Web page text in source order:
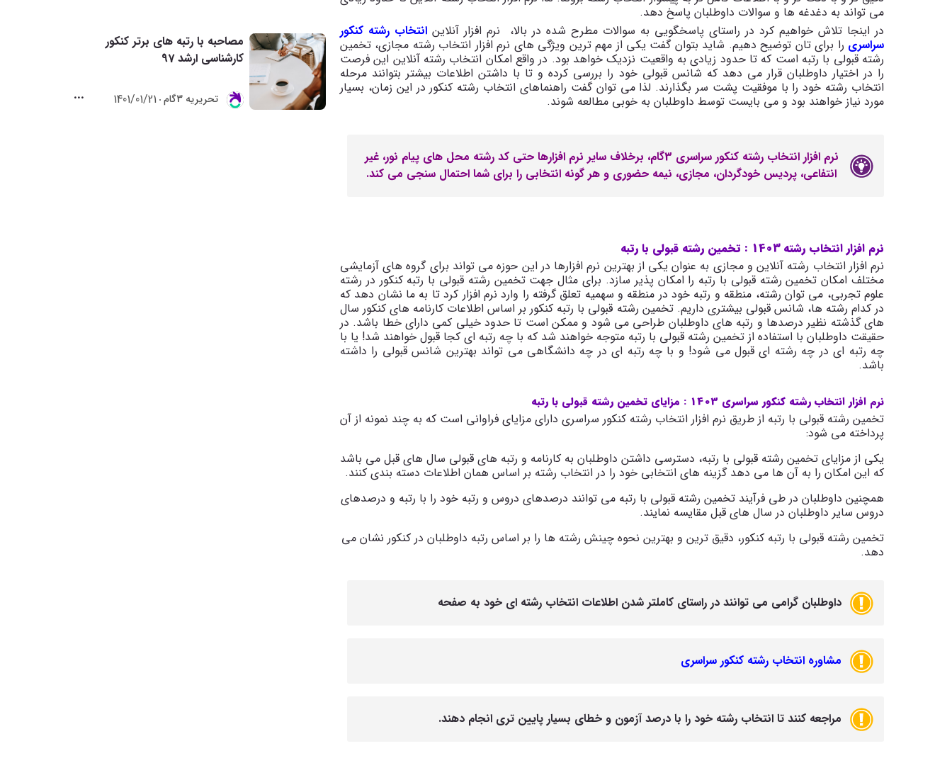
می تواند به دغدغه ها و سوالات داوطلبان پاسخ دهد.
در اینجا تلاش خواهیم کرد در راستای پاسخگویی به سوالات مطرح شده در بالا، نرم افزار آنلاین انتخاب رشته کنکور
سراسری را برای تان توضیح دهیم. شاید بتوان گفت یکی از مهم ترین ویژگی های نرم افزار انتخاب رشته مجازی، تخمین
رشته قبولی با رتبه است که تا حدود زیادی به واقعیت نزدیک خواهد بود. در واقع امکان انتخاب رشته آنلاین این فرصت
را در اختیار داوطلبان قرار می دهد که شانس قبولی خود را بررسی کرده و تا با داشتن اطلاعات بیشتر بتوانند مرحله
انتخاب رشته خود را با موفقیت پشت سر بگذارند. لذا می توان گفت راهنماهای انتخاب رشته کنکور در این زمان، بسیار
مورد نیاز خواهند بود و می بایست توسط داوطلبان به خوبی مطالعه شوند.
نرم افزار انتخاب رشته کنکور سراسری 3گام، برخلاف سایر نرم افزارها حتی کد رشته محل های پیام نور، غیر
انتفاعی، پردیس خودگردان، مجازی، نیمه حضوری و هر گونه انتخابی را برای شما احتمال سنجی می کند.
نرم افزار انتخاب رشته 1403 : تخمین رشته قبولی با رتبه
نرم افزار انتخاب رشته آنلاین و مجازی به عنوان یکی از بهترین نرم افزارها در این حوزه می تواند برای گروه های آزمایشی
مختلف امکان تخمین رشته قبولی با رتبه را امکان پذیر سازد. برای مثال جهت تخمین رشته قبولی با رتبه کنکور در رشته
علوم تجربی، می توان رشته، منطقه و رتبه خود در منطقه و سهمیه تعلق گرفته را وارد نرم افزار کرد تا به ما نشان دهد که
در کدام رشته ها، شانس قبولی بیشتری داریم. تخمین رشته قبولی با رتبه کنکور بر اساس اطلاعات کارنامه های کنکور سال
های گذشته نظیر درصدها و رتبه های داوطلبان طراحی می شود و ممکن است تا حدود خیلی کمی دارای خطا باشد. در
حقیقت داوطلبان با استفاده از تخمین رشته قبولی با رتبه متوجه خواهند شد که با چه رتبه ای کجا قبول خواهند شد! یا با
چه رتبه ای در چه رشته ای قبول می شود! و با چه رتبه ای در چه دانشگاهی می تواند بهترین شانس قبولی را داشته
باشد.
نرم افزار انتخاب رشته کنکور سراسری 1403 : مزایای تخمین رشته قبولی با رتبه
تخمین رشته قبولی با رتبه از طریق نرم افزار انتخاب رشته کنکور سراسری دارای مزایای فراوانی است که به چند نمونه از آن
پرداخته می شود:
یکی از مزایای تخمین رشته قبولی با رتبه، دسترسی داشتن داوطلبان به کارنامه و رتبه های قبولی سال های قبل می باشد
که این امکان را به آن ها می دهد گزینه های انتخابی خود را در انتخاب رشته بر اساس همان اطلاعات دسته بندی کنند.
همچنین داوطلبان در طی فرآیند تخمین رشته قبولی با رتبه می توانند درصدهای دروس و رتبه خود را با رتبه و درصدهای
دروس سایر داوطلبان در سال های قبل مقایسه نمایند.
تخمین رشته قبولی با رتبه کنکور، دقیق ترین و بهترین نحوه چینش رشته ها را بر اساس رتبه داوطلبان در کنکور نشان می
دهد.
داوطلبان گرامی می توانند در راستای کاملتر شدن اطلاعات انتخاب رشته ای خود به صفحه
مشاوره انتخاب رشته کنکور سراسری
مراجعه کنند تا انتخاب رشته خود را با درصد آزمون و خطای بسیار پایین تری انجام دهند.
مصاحبه با رتبه های برتر کنکور
کارشناسی ارشد 97
تحريريه 3گام 1401/01/21